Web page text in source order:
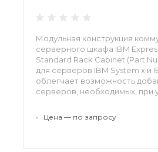
Модульная конструкция
серверного шкафа IBM
Standard Rack Cabinet (Part
для серверов IBM System x и
облегчает возможность
серверов, необходимых, при
• Цена — по запросу